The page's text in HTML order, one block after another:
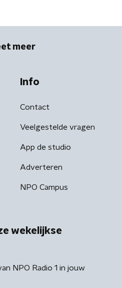
meer
Info
Contact
Veelgestelde vragen
App de studio
Adverteren
NPO Campus
wekelijkse
NPO Radio 1 in jouw